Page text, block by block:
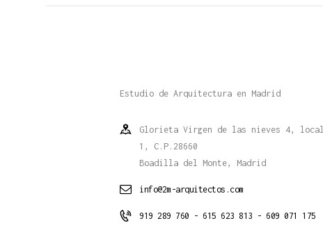
Estudio de Arquitectura en Madrid
Glorieta Virgen de las nieves 4, local
1, C.P.28660
Boadilla del Monte, Madrid
info@2m-arquitectos.com
919 289 760 - 615 623 813 - 609 071 175